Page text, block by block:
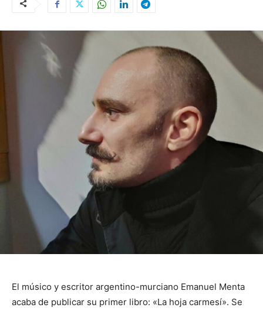
El músico y escritor argentino-murciano Emanuel Menta
acaba de publicar su primer libro: «La hoja carmesí». Se